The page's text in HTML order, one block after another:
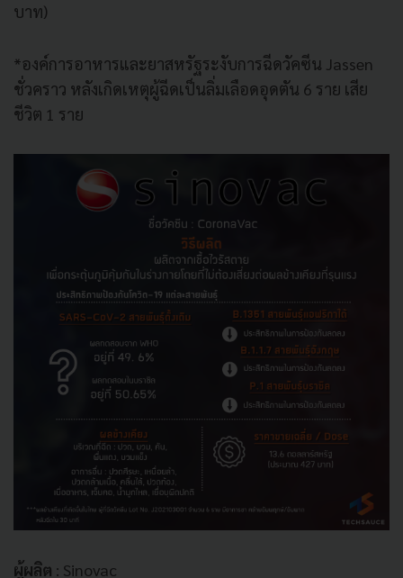
บาท)
*องค์การอาหารและยาสหรัฐระงับการฉีดวัคซีน Jassen
ชั่วคราว หลังเกิดเหตุผู้ฉีดเป็นลิ่มเลือดอุดตัน 6 ราย เสีย
ชีวิต 1 ราย
ผู้ผลิต : Sinovac